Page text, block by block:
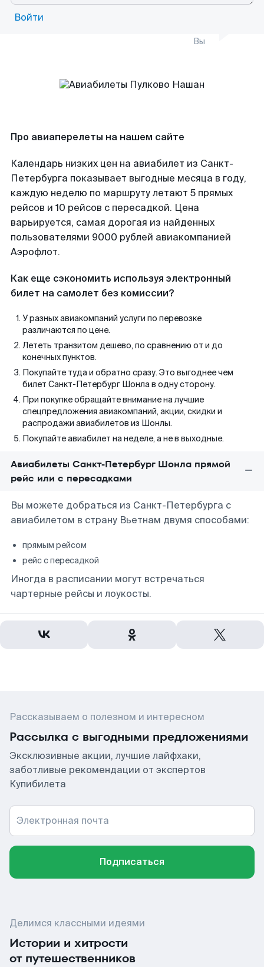
Войти
Вы
Про авиаперелеты на нашем сайте
Календарь низких цен на авиабилет из Санкт-
Петербурга показывает выгодные месяца в году,
каждую неделю по маршруту летают 5 прямых
рейсов и 10 рейсов с пересадкой. Цена
варьируется, самая дорогая из найденных
пользователями 9000 рублей авиакомпанией
Аэрофлот.
Как еще сэкономить используя электронный
билет на самолет без комиссии?
У разных авиакомпаний услуги по перевозке
различаются по цене.
Лететь транзитом дешево, по сравнению от и до
конечных пунктов.
Покупайте туда и обратно сразу. Это выгоднее чем
билет Санкт-Петербург Шонла в одну сторону.
При покупке обращайте внимание на лучшие
спецпредложения авиакомпаний, акции, скидки и
распродажи авиабилетов из Шонлы.
Покупайте авиабилет на неделе, а не в выходные.
Авиабилеты Санкт-Петербург Шонла прямой
рейс или с пересадками
Вы можете добраться из Санкт-Петербурга с
авиабилетом в страну Вьетнам двумя способами:
прямым рейсом
рейс с пересадкой
Иногда в расписании могут встречаться
чартерные рейсы и лоукосты.
Рассказываем о полезном и интересном
Рассылка с выгодными предложениями
Эксклюзивные акции, лучшие лайфхаки,
заботливые рекомендации от экспертов
Купибилета
Электронная почта
Подписаться
Делимся классными идеями
Истории и хитрости
от путешественников